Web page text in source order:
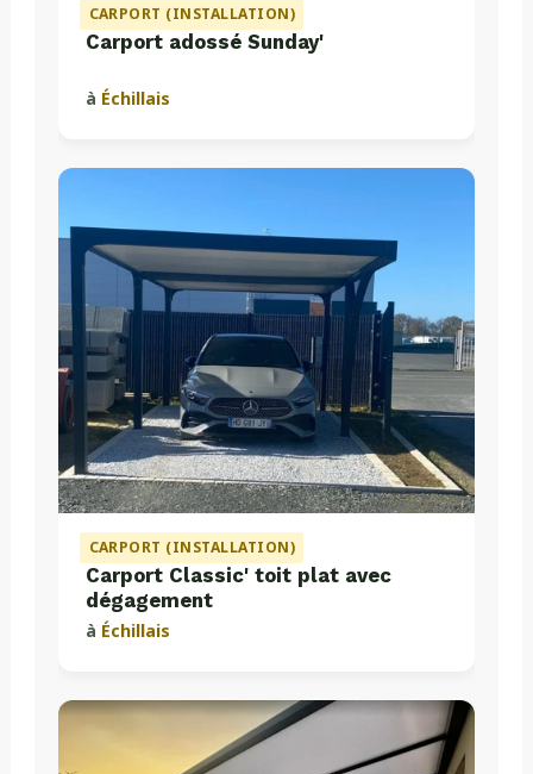
CARPORT (INSTALLATION)
Carport adossé Sunday'
à Échillais
CARPORT (INSTALLATION)
Carport Classic' toit plat avec
dégagement
à Échillais